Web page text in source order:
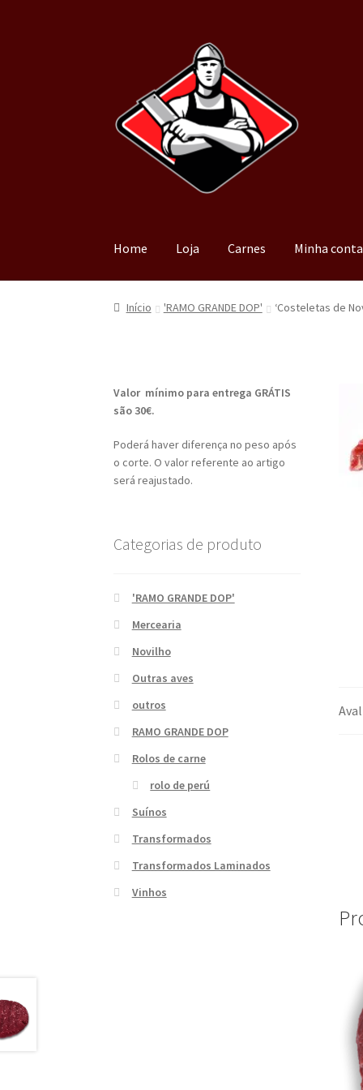
Home Loja Carnes Minha conta
Início 'RAMO GRANDE DOP' ‘Costeletas de
Valor mínimo para entrega GRÁTIS
são 30€.
Poderá haver diferença no peso após
o corte. O valor referente ao artigo
será reajustado.
Categorias de produto
'RAMO GRANDE DOP'
Mercearia
Novilho
Outras aves
outros
RAMO GRANDE DOP
Rolos de carne
rolo de perú
Suínos
Transformados
Transformados Laminados
Vinhos